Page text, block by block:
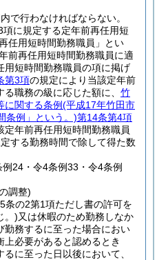
で行わなければならない。
に規定する定年前再任用短
任用短時間勤務職員」とい
前再任用短時間勤務職員に適
用短時間勤務職員の項に掲げ
第3項の規定により当該定年前
職務の級に応じた額に、 竹
に関する条例(平成17年竹田市
条例」という。)第14条第4項
年前再任用短時間勤務職員
する勤務時間で除して得た数
24・令4条例33・令4条例
調整)
条の2第1項ただし書の許可を
。)又は休暇のため勤務しなか
勤務するに至った場合におい
必要があると認めるとき
に至った日以後において、